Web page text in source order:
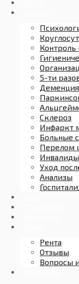
Контроль
5-ти
Деменция
Склероз
Инфаркт
Больные
Перелом
Уход
Анализы
Рента
Отзывы
Вопросы